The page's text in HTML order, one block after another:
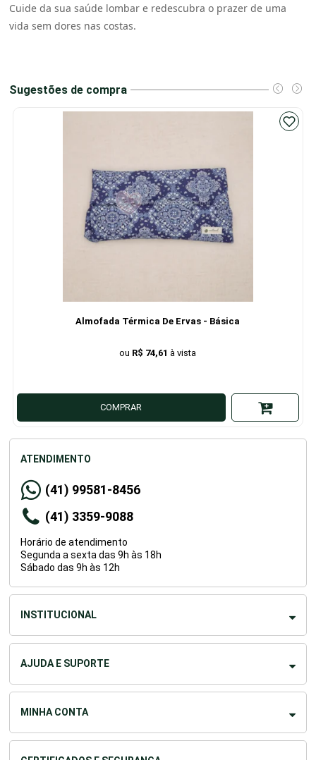
Cuide da sua saúde lombar e redescubra o prazer de uma
vida sem dores nas costas.
Sugestões de compra
Almofada Térmica De Ervas - Básica
R$ 74,61
COMPRAR
ATENDIMENTO
(41) 99581-8456
(41) 3359-9088
Horário de atendimento
Segunda a sexta das 9h às 18h
Sábado das 9h às 12h
INSTITUCIONAL
AJUDA E SUPORTE
MINHA CONTA